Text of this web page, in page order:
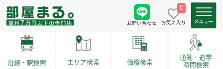
お問い合わせ
0
お気に入り
沿線・駅検索 エリア検索 価格検索
通勤・通学
時間検索